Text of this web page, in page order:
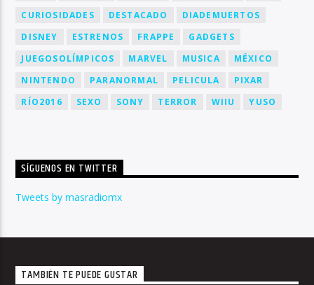
CURIOSIDADES
DESTACADO
DIADEMUERTOS
DISNEY
ESTRENOS FRAPPE
GADGETS
JUEGOSOLÍMPICOS
MARVEL MUSICA
MÉXICO
NINTENDO
PARANORMAL PELICULA
PIXAR
RÍO2016
SEXO SONY TERROR WIIU YUSO
SÍGUENOS EN TWITTER
Tweets by masradiomx
TAMBIÉN TE PUEDE GUSTAR